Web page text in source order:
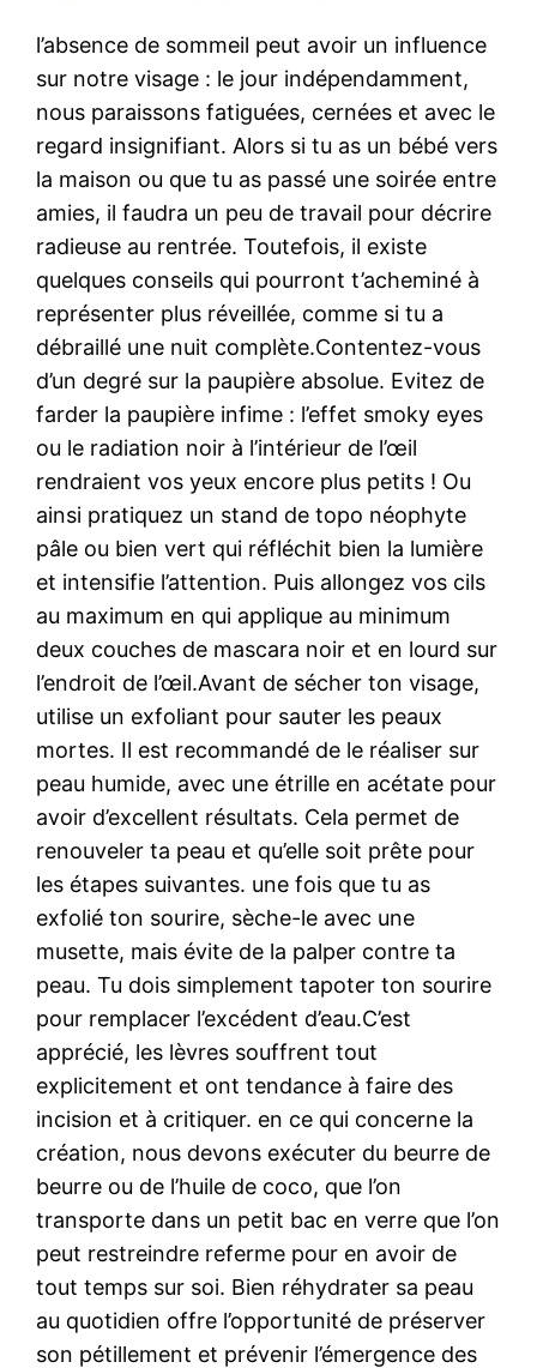
l’absence de sommeil peut avoir un influence
sur notre visage : le jour indépendamment,
nous paraissons fatiguées, cernées et avec le
regard insignifiant. Alors si tu as un bébé vers
la maison ou que tu as passé une soirée entre
amies, il faudra un peu de travail pour décrire
radieuse au rentrée. Toutefois, il existe
quelques conseils qui pourront t’acheminé à
représenter plus réveillée, comme si tu a
débraillé une nuit complète.Contentez-vous
d’un degré sur la paupière absolue. Evitez de
farder la paupière infime : l’effet smoky eyes
ou le radiation noir à l’intérieur de l’œil
rendraient vos yeux encore plus petits ! Ou
ainsi pratiquez un stand de topo néophyte
pâle ou bien vert qui réfléchit bien la lumière
et intensifie l’attention. Puis allongez vos cils
au maximum en qui applique au minimum
deux couches de mascara noir et en lourd sur
l’endroit de l’œil.Avant de sécher ton visage,
utilise un exfoliant pour sauter les peaux
mortes. Il est recommandé de le réaliser sur
peau humide, avec une étrille en acétate pour
avoir d’excellent résultats. Cela permet de
renouveler ta peau et qu’elle soit prête pour
les étapes suivantes. une fois que tu as
exfolié ton sourire, sèche-le avec une
musette, mais évite de la palper contre ta
peau. Tu dois simplement tapoter ton sourire
pour remplacer l’excédent d’eau.C’est
apprécié, les lèvres souffrent tout
explicitement et ont tendance à faire des
incision et à critiquer. en ce qui concerne la
création, nous devons exécuter du beurre de
beurre ou de l’huile de coco, que l’on
transporte dans un petit bac en verre que l’on
peut restreindre referme pour en avoir de
tout temps sur soi. Bien réhydrater sa peau
au quotidien offre l’opportunité de préserver
son pétillement et prévenir l’émergence des